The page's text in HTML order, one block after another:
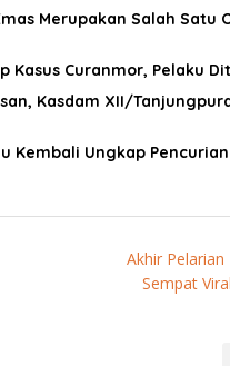
Merupakan Salah Satu
Kasus Curanmor, Pelaku
Kasdam XII/
Kembali Ungkap
Akhir
Sempat